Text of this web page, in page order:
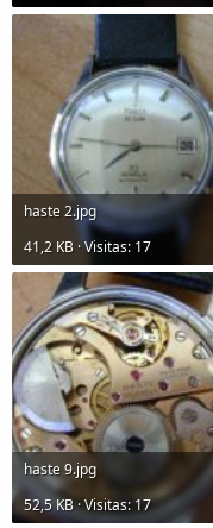
haste 2.jpg
41,2 KB · Visitas: 17
haste 9.jpg
52,5 KB · Visitas: 17